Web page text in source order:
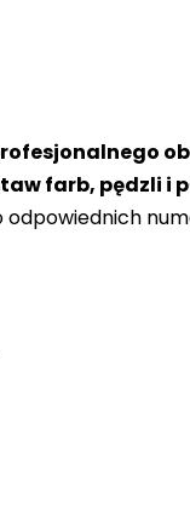
farb, pędzli i